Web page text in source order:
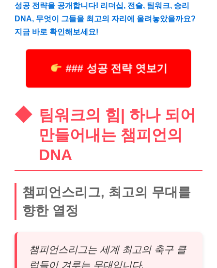
성공 전략을 공개합니다! 리더십, 전술, 팀워크, 승리
DNA, 무엇이 그들을 최고의 자리에 올려놓았을까요?
지금 바로 확인해보세요!
### 성공 전략 엿보기
팀워크의 힘| 하나 되어
만들어내는 챔피언의
DNA
챔피언스리그, 최고의 무대를
향한 열정
챔피언스리그는 세계 최고의 축구 클
럽들이 겨루는 무대입니다.